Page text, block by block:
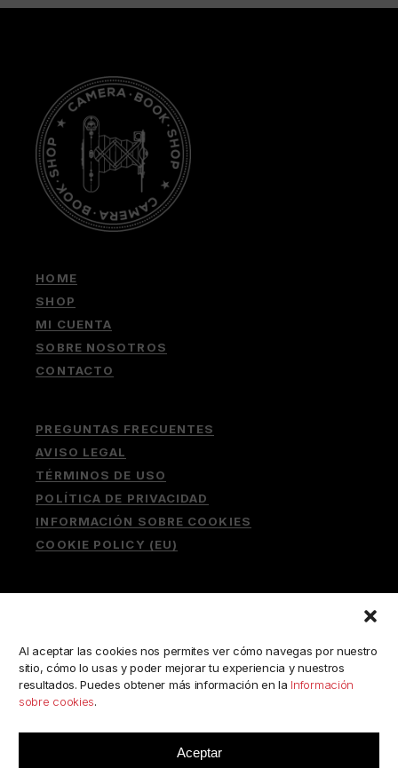
Al aceptar las cookies nos permites ver cómo navegas por nuestro
sitio, cómo lo usas y poder mejorar tu experiencia y nuestros
resultados. Puedes obtener más información en la Información
sobre cookies.
Aceptar
HOME
SHOP
MI CUENTA
SOBRE NOSOTROS
CONTACTO
PREGUNTAS FRECUENTES
AVISO LEGAL
TÉRMINOS DE USO
POLÍTICA DE PRIVACIDAD
INFORMACIÓN SOBRE COOKIES
COOKIE POLICY (EU)
Buscar: